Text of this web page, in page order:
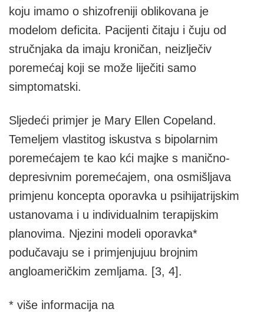
koju imamo o shizofreniji oblikovana je
modelom deficita. Pacijenti čitaju i čuju od
stručnjaka da imaju kroničan, neizlječiv
poremećaj koji se može liječiti samo
simptomatski.
Sljedeći primjer je Mary Ellen Copeland.
Temeljem vlastitog iskustva s bipolarnim
poremećajem te kao kći majke s manično-
depresivnim poremećajem, ona osmišljava
primjenu koncepta oporavka u psihijatrijskim
ustanovama i u individualnim terapijskim
planovima. Njezini modeli oporavka*
podučavaju se i primjenjujuu brojnim
angloameričkim zemljama. [3, 4].
* više informacija na